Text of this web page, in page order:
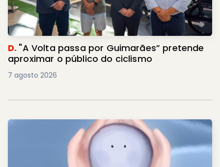
D. "A Volta passa por Guimarães” pretende
aproximar o público do ciclismo
7 agosto 2026